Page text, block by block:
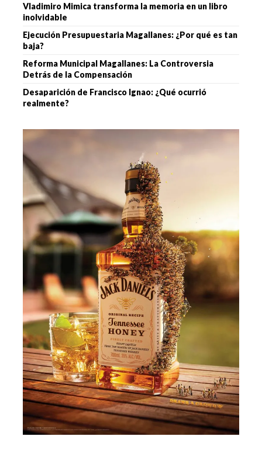
Vladimiro Mimica transforma la memoria en un libro
inolvidable
Ejecución Presupuestaria Magallanes: ¿Por qué es tan
baja?
Reforma Municipal Magallanes: La Controversia
Detrás de la Compensación
Desaparición de Francisco Ignao: ¿Qué ocurrió
realmente?